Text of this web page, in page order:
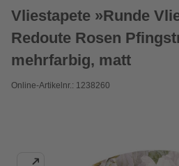
Vliestapete »Runde
Redoute Rosen
mehrfarbig, matt
Online-Artikelnr.: 1238260